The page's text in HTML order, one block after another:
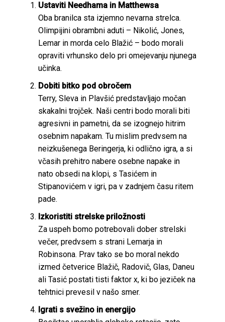
Ustaviti Needhama in Matthewsa
Oba branilca sta izjemno nevarna strelca.
Olimpijini obrambni aduti – Nikolić, Jones,
Lemar in morda celo Blažić – bodo morali
opraviti vrhunsko delo pri omejevanju njunega
učinka.
Dobiti bitko pod obročem
Terry, Sleva in Plavšić predstavljajo močan
skakalni trojček. Naši centri bodo morali biti
agresivni in pametni, da se izognejo hitrim
osebnim napakam. Tu mislim predvsem na
neizkušenega Beringerja, ki odlično igra, a si
včasih prehitro nabere osebne napake in
nato obsedi na klopi, s Tasićem in
Stipanovićem v igri, pa v zadnjem času ritem
pade.
Izkoristiti strelske priložnosti
Za uspeh bomo potrebovali dober strelski
večer, predvsem s strani Lemarja in
Robinsona. Prav tako se bo moral nekdo
izmed četverice Blažič, Radovič, Glas, Daneu
ali Tasić postati tisti faktor x, ki bo jeziček na
tehtnici prevesil v našo smer.
Igrati s svežino in energijo